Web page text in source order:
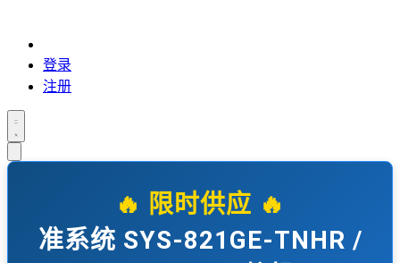
登录
注册
🔥 限时供应 🔥
准系统 SYS-821GE-TNHR /